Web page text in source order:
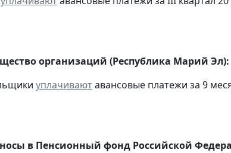
организаций (Республика Марий Эл):
уплачиваютавансовые платежи за 9
в Пенсионный фонд Российской